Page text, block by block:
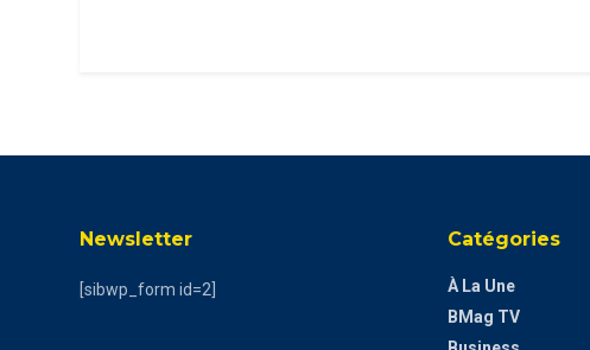
Newsletter
[sibwp_form id=2]
Catégories
À La Une
BMag TV